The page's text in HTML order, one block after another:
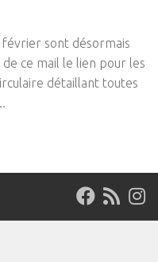
février sont désormais
ce mail le lien pour les
détaillant toutes